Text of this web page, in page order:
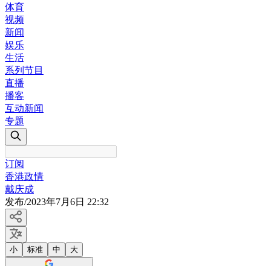
体育
视频
新闻
娱乐
生活
系列节目
直播
播客
互动新闻
专题
订阅
香港政情
戴庆成
发布/2023年7月6日 22:32
小 标准 中 大